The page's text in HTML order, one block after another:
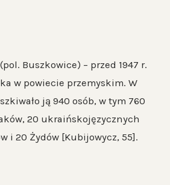
(pol. Buszkowice) – przed 1947 r.
w powiecie przemyskim. W
ją 940 osób, w tym 760
20 ukraińskojęzycznych
i 20 Żydów [Kubijowycz, 55].